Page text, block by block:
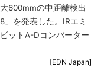
600mmの中距離検出
を発表した。IRエミ
ットA-Dコンバーター
[EDN Japan]